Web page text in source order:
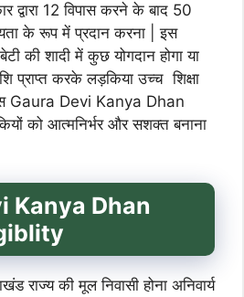
द्वारा 12 विपास करने के बाद 50
के रूप में प्रदान करना | इस
की शादी में कुछ योगदान होगा या
प्राप्त करके लड़किया उच्च शिक्षा
Gaura Devi Kanya Dhan
को आत्मनिर्भर और सशक्त बनाना
Kanya Dhan
राज्य की मूल निवासी होना अनिवार्य